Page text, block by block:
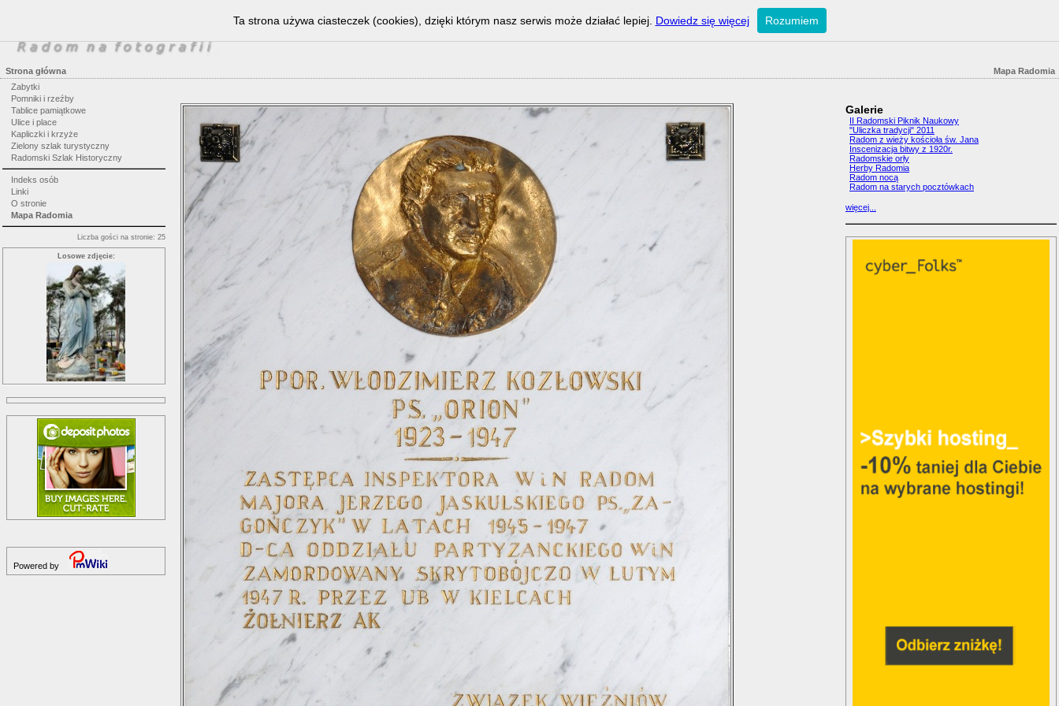
Mapa Radomia
Strona główna
Zabytki
Pomniki i rzeźby
Tablice pamiątkowe
Ulice i place
Kapliczki i krzyże
Zielony szlak turystyczny
Radomski Szlak Historyczny
Indeks osób
Linki
O stronie
Mapa Radomia
Liczba gości na stronie: 25
Losowe zdjęcie:
Powered by
Galerie
II Radomski Piknik Naukowy
"Uliczka tradycji" 2011
Radom z wieży kościoła św. Jana
Inscenizacja bitwy z 1920r.
Radomskie orły
Herby Radomia
Radom nocą
Radom na starych pocztówkach
więcej...
Ta strona używa ciasteczek (cookies), dzięki którym nasz serwis może działać lepiej. Dowiedz się więcej Rozumiem